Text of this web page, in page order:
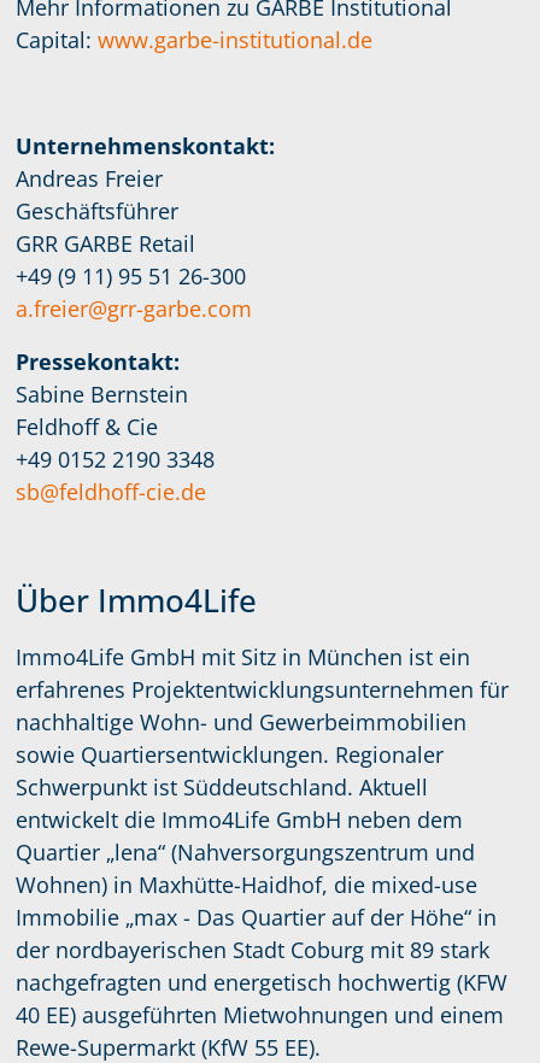
Mehr Informationen zu GARBE Institutional
Capital: www.garbe-institutional.de
Unternehmenskontakt:
Andreas Freier
Geschäftsführer
GRR GARBE Retail
+49 (9 11) 95 51 26-300
a.freier@grr-garbe.com
Pressekontakt:
Sabine Bernstein
Feldhoff & Cie
+49 0152 2190 3348
sb@feldhoff-cie.de
Über Immo4Life
Immo4Life GmbH mit Sitz in München ist ein
erfahrenes Projektentwicklungsunternehmen für
nachhaltige Wohn- und Gewerbeimmobilien
sowie Quartiersentwicklungen. Regionaler
Schwerpunkt ist Süddeutschland. Aktuell
entwickelt die Immo4Life GmbH neben dem
Quartier „lena“ (Nahversorgungszentrum und
Wohnen) in Maxhütte-Haidhof, die mixed-use
Immobilie „max - Das Quartier auf der Höhe“ in
der nordbayerischen Stadt Coburg mit 89 stark
nachgefragten und energetisch hochwertig (KFW
40 EE) ausgeführten Mietwohnungen und einem
Rewe-Supermarkt (KfW 55 EE).